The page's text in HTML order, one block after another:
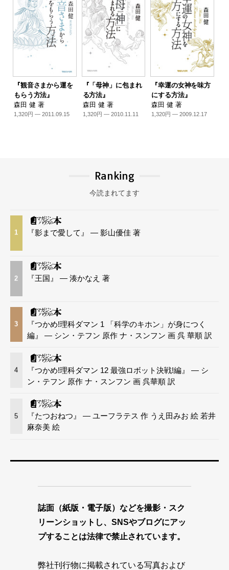
『観音さまから運を
もらう方法』
森田 健 著
1,320円 — 2011.09.15
『「母神」に包まれ
る方法』
森田 健 著
1,320円 — 2010.11.11
『幸運の女神を味方
にする方法』
森田 健 著
1,320円 — 2009.12.17
Ranking
今読まれてます
1 『影まで愛して』 — 影山優佳 著
2 『王国』 — 湊かなえ 著
3
『つかめ!理科ダマン 1 「科学のキホン」が身につく
編』 — シン・テフン 原作 ナ・スンフン 画 呉 華順 訳
4
『つかめ!理科ダマン 12 最強ロボット決戦!編』 — シ
ン・テフン 原作 ナ・スンフン 画 呉華順 訳
5
『たつおねつ』 — ユーフラテス 作 うえ田みお 絵 若井
麻奈美 絵
誌面（紙版・電子版）などを撮影・スク
リーンショットし、SNSやブログにアッ
プすることは法律で禁止されています。
弊社刊行物に掲載されている写真および